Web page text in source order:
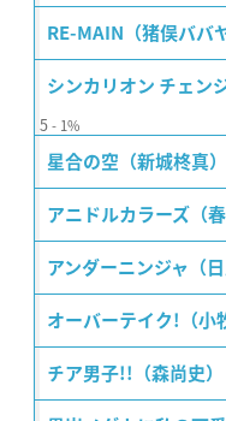
RE-MAIN（猪俣ババ
シンカリオン チェン
5 1%
星合の空（新城柊真）
アニドルカラーズ（春
アンダーニンジャ（日
オーバーテイク!（小
チア男子!!（森尚史）